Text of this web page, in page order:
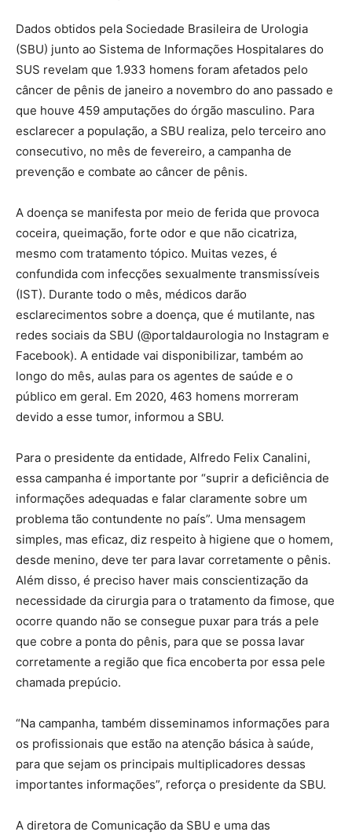
Dados obtidos pela Sociedade Brasileira de Urologia
(SBU) junto ao Sistema de Informações Hospitalares do
SUS revelam que 1.933 homens foram afetados pelo
câncer de pênis de janeiro a novembro do ano passado e
que houve 459 amputações do órgão masculino. Para
esclarecer a população, a SBU realiza, pelo terceiro ano
consecutivo, no mês de fevereiro, a campanha de
prevenção e combate ao câncer de pênis.
A doença se manifesta por meio de ferida que provoca
coceira, queimação, forte odor e que não cicatriza,
mesmo com tratamento tópico. Muitas vezes, é
confundida com infecções sexualmente transmissíveis
(IST). Durante todo o mês, médicos darão
esclarecimentos sobre a doença, que é mutilante, nas
redes sociais da SBU (@portaldaurologia no Instagram e
Facebook). A entidade vai disponibilizar, também ao
longo do mês, aulas para os agentes de saúde e o
público em geral. Em 2020, 463 homens morreram
devido a esse tumor, informou a SBU.
Para o presidente da entidade, Alfredo Felix Canalini,
essa campanha é importante por “suprir a deficiência de
informações adequadas e falar claramente sobre um
problema tão contundente no país”. Uma mensagem
simples, mas eficaz, diz respeito à higiene que o homem,
desde menino, deve ter para lavar corretamente o pênis.
Além disso, é preciso haver mais conscientização da
necessidade da cirurgia para o tratamento da fimose, que
ocorre quando não se consegue puxar para trás a pele
que cobre a ponta do pênis, para que se possa lavar
corretamente a região que fica encoberta por essa pele
chamada prepúcio.
“Na campanha, também disseminamos informações para
os profissionais que estão na atenção básica à saúde,
para que sejam os principais multiplicadores dessas
importantes informações”, reforça o presidente da SBU.
A diretora de Comunicação da SBU e uma das